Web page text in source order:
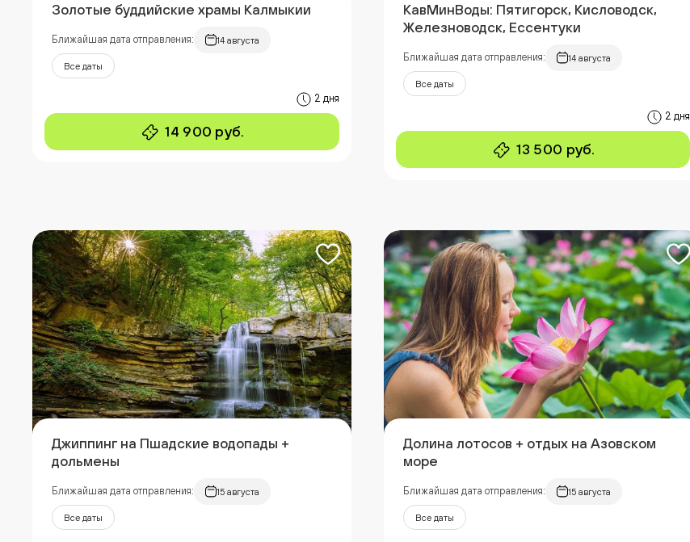
Золотые буддийские храмы Калмыкии
Ближайшая дата отправления: 14 августа
Все даты
2 дня
14 900 руб.
КавМинВоды: Пятигорск, Кисловодск,
Железноводск, Ессентуки
Ближайшая дата отправления: 14 августа
Все даты
2 дня
13 500 руб.
Джиппинг на Пшадские водопады +
дольмены
Ближайшая дата отправления: 15 августа
Все даты
Долина лотосов + отдых на Азовском
море
Ближайшая дата отправления: 15 августа
Все даты